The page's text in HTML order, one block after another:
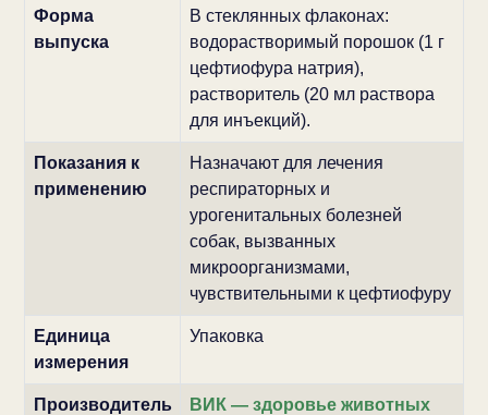
Форма
выпуска
В стеклянных флаконах:
водорастворимый порошок (1 г
цефтиофура натрия),
растворитель (20 мл раствора
для инъекций).
Показания к
применению
Назначают для лечения
респираторных и
урогенитальных болезней
собак, вызванных
микроорганизмами,
чувствительными к цефтиофуру
Единица
измерения
Упаковка
Производитель
ВИК — здоровье животных